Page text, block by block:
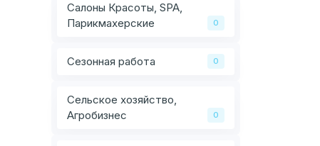
Салоны Красоты, SPA,
Парикмахерские
0
Сезонная работа 0
Сельское хозяйство,
Агробизнес
0